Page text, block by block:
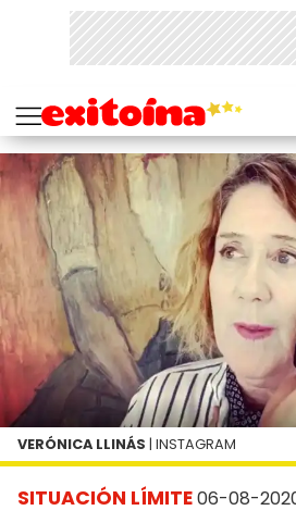
SITUACIÓN LÍMITE06-08-
VERÓNICA LLINÁS | INSTAGRAM